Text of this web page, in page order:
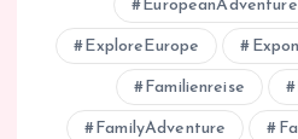
EuropeanAdventure
ExploreEurope
Familienreise
FamilyAdventure